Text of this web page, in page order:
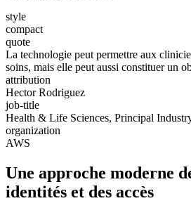
style
compact
quote
La technologie peut permettre aux
soins, mais elle peut aussi constituer un
attribution
Hector Rodriguez
job-title
Health & Life Sciences, Principal
organization
AWS
Une approche moderne
identités et des accès